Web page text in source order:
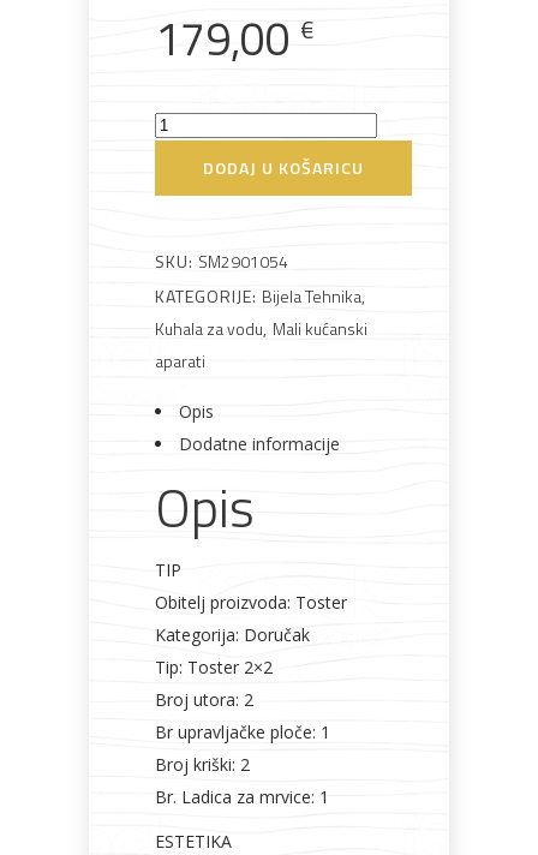
Boje i GrađevinskiVodomaterijal
Metalna
galanterija
ElektromaterijalVijčana
roba
179,00 €
Smeg
DODAJ U KOŠARICU
SKU: SM2901054
KATEGORIJE: Bijela Tehnika,
Kuhala za vodu, Mali kućanski
aparati
Opis
Dodatne informacije
Opis
TIP
Obitelj proizvoda: Toster
Kategorija: Doručak
Tip: Toster 2×2
Broj utora: 2
Br upravljačke ploče: 1
Broj kriški: 2
Br. Ladica za mrvice: 1
ESTETIKA